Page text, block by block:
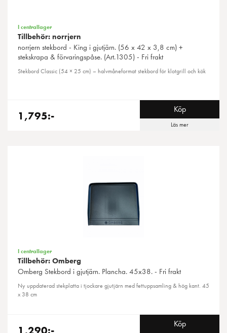
I centrallager
Tillbehör: norrjern
norrjern stekbord - King i gjutjärn. (56 x 42 x 3,8 cm) +
stekskrapa & förvaringspåse. (Art.1305) - Fri frakt
Stekbord Classic (54 × 25 cm) – halvmåneformat stekbord för klotgrill och kök
1,795:- Köp
Läs mer
I centrallager
Tillbehör: Omberg
Omberg Stekbord i gjutjärn. Plancha. 45x38. - Fri frakt
Ny uppdaterad stekplatta i tjockare gjutjärn med fettuppsamling & hög kant. 45
x 38 cm
1,290:- Köp